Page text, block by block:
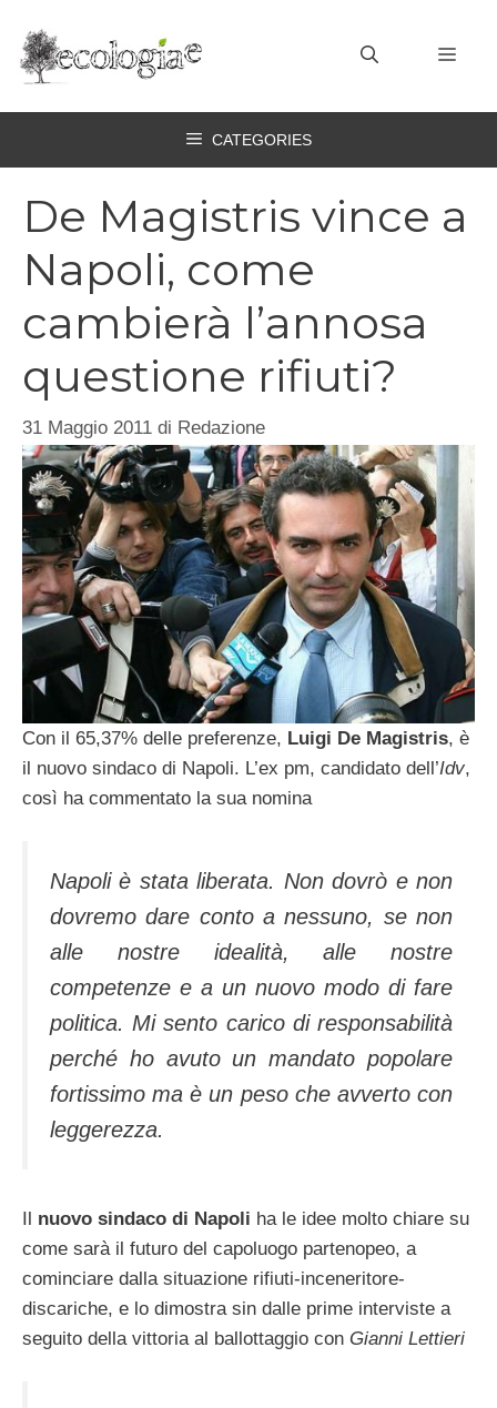
contenuto
CATEGORIES
De Magistris vince a
Napoli, come
cambierà l’annosa
questione rifiuti?
31 Maggio 2011 di Redazione
Con il 65,37% delle preferenze, Luigi De Magistris, è
il nuovo sindaco di Napoli. L’ex pm, candidato dell’Idv,
così ha commentato la sua nomina
Napoli è stata liberata. Non dovrò e non
dovremo dare conto a nessuno, se non
alle nostre idealità, alle nostre
competenze e a un nuovo modo di fare
politica. Mi sento carico di responsabilità
perché ho avuto un mandato popolare
fortissimo ma è un peso che avverto con
leggerezza.
Il nuovo sindaco di Napoli ha le idee molto chiare su
come sarà il futuro del capoluogo partenopeo, a
cominciare dalla situazione rifiuti-inceneritore-
discariche, e lo dimostra sin dalle prime interviste a
seguito della vittoria al ballottaggio con Gianni Lettieri